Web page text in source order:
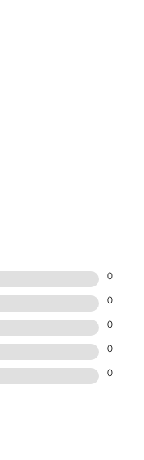
0
0
0
0
0